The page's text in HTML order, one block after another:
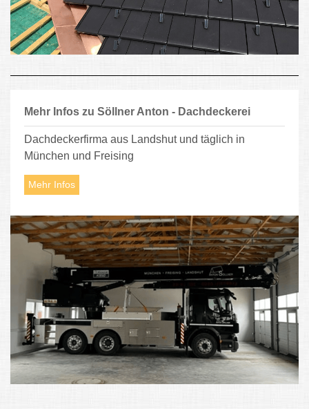
Mehr Infos zu Söllner Anton - Dachdeckerei
Dachdeckerfirma aus Landshut und täglich in
München und Freising
Mehr Infos